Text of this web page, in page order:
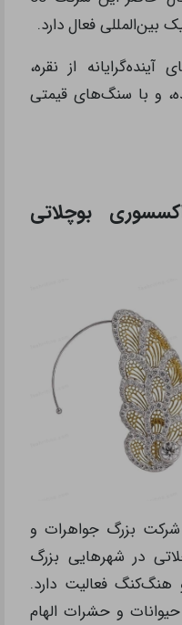
از نقره،
و با سنگ‌های قیمتی
بوچلاتی
بزرگ جواهرات و
در شهرهایی بزرگ
هنگ‌کنگ فعالیت دارد.
و حشرات الهام